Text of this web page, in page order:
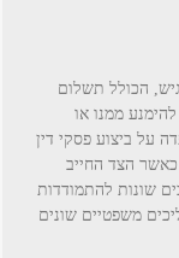
הכולל תשלום
ממנו או
ביצוע פסקי דין
הצד החייב
שונות להתמודדות
משפטיים שונים